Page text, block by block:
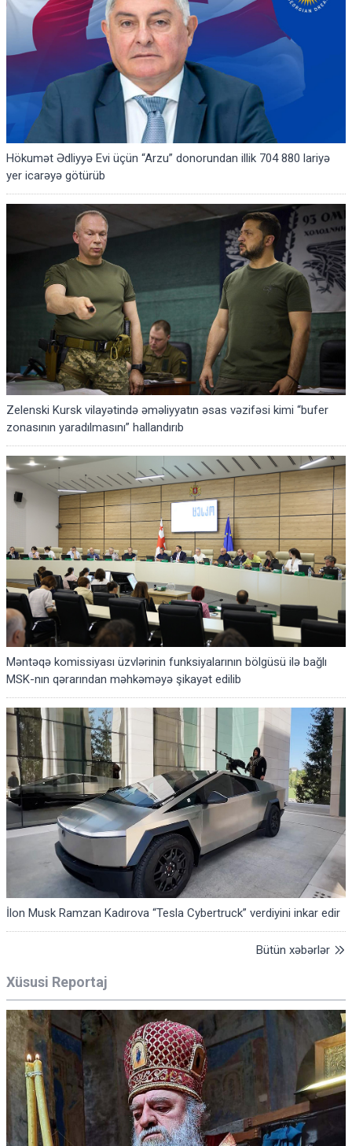
Hökumət Ədliyyə Evi üçün “Arzu” donorundan illik 704 880 lariyə
yer icarəyə götürüb
Zelenski Kursk vilayətində əməliyyatın əsas vəzifəsi kimi “bufer
zonasının yaradılmasını” hallandırıb
Məntəqə komissiyası üzvlərinin funksiyalarının bölgüsü ilə bağlı
MSK-nın qərarından məhkəməyə şikayət edilib
İlon Musk Ramzan Kadırova “Tesla Cybertruck” verdiyini inkar edir
Bütün xəbərlər
Xüsusi Reportaj